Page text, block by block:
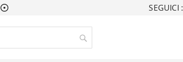
SEGUICI :
Cerca